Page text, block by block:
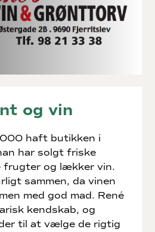
og vin
haft butikken i
har solgt friske
frugter og lækker vin.
sammen, da vinen
med god mad. René
kendskab, og
til at vælge de rigtig